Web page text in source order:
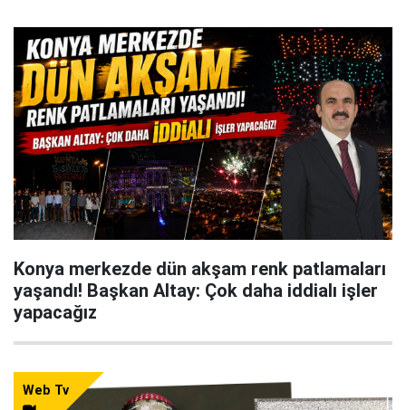
Konya merkezde dün akşam renk patlamaları
yaşandı! Başkan Altay: Çok daha iddialı işler
yapacağız
Web Tv